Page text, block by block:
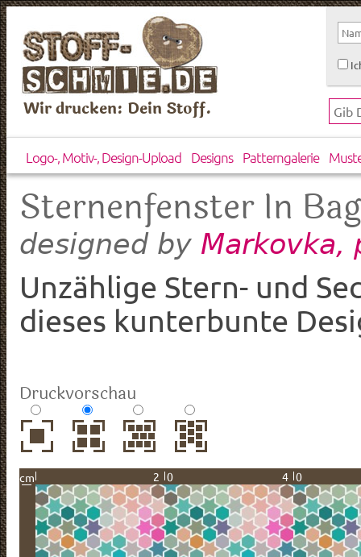
Wir drucken: Dein Stoff.
Logo-, Motiv-, Design-Upload Designs Patterngalerie
Sternenfenster In
designed by Markovka,
Unzählige Stern- und
dieses kunterbunte
Druckvorschau
cm 20 40